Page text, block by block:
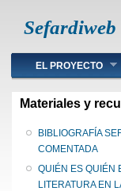
Sefardiweb
Main menu
EL PROYECTO
Materiales y
BIBLIOGRAFÍA
COMENTADA
QUIÉN ES QUIÉN
LITERATURA EN